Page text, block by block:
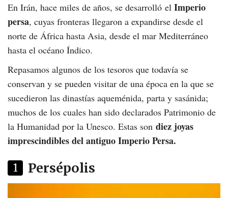
En Irán, hace miles de años, se desarrolló el Imperio
persa, cuyas fronteras llegaron a expandirse desde el
norte de África hasta Asia, desde el mar Mediterráneo
hasta el océano Índico.
Repasamos algunos de los tesoros que todavía se
conservan y se pueden visitar de una época en la que se
sucedieron las dinastías aqueménida, parta y sasánida;
muchos de los cuales han sido declarados Patrimonio de
la Humanidad por la Unesco. Estas son diez joyas
imprescindibles del antiguo Imperio Persa.
1 Persépolis